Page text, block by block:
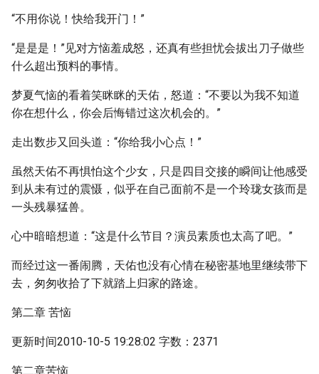
“不用你说！快给我开门！”
“是是是！”见对方恼羞成怒，还真有些担忧会拔出刀子做些
什么超出预料的事情。
梦夏气恼的看着笑眯眯的天佑，怒道：“不要以为我不知道
你在想什么，你会后悔错过这次机会的。”
走出数步又回头道：“你给我小心点！”
虽然天佑不再惧怕这个少女，只是四目交接的瞬间让他感受
到从未有过的震慑，似乎在自己面前不是一个玲珑女孩而是
一头残暴猛兽。
心中暗暗想道：“这是什么节目？演员素质也太高了吧。”
而经过这一番闹腾，天佑也没有心情在秘密基地里继续带下
去，匆匆收拾了下就踏上归家的路途。
第二章 苦恼
更新时间2010-10-5 19:28:02 字数：2371
第二章苦恼